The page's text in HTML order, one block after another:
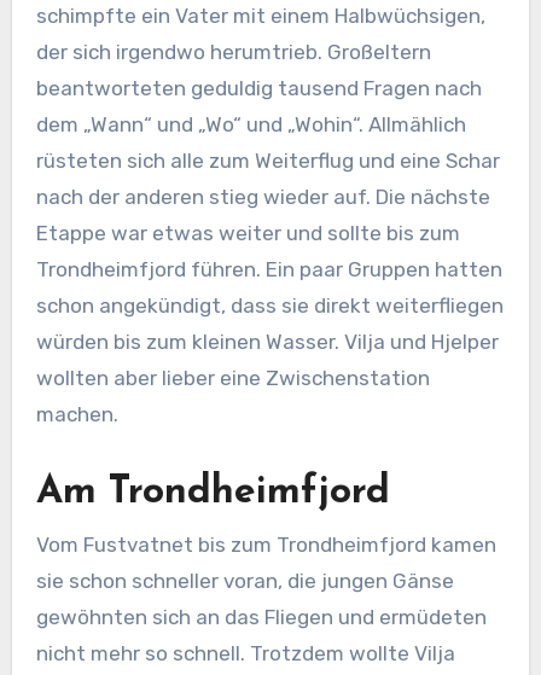
schimpfte ein Vater mit einem Halbwüchsigen,
der sich irgendwo herumtrieb. Großeltern
beantworteten geduldig tausend Fragen nach
dem „Wann“ und „Wo“ und „Wohin“. Allmählich
rüsteten sich alle zum Weiterflug und eine Schar
nach der anderen stieg wieder auf. Die nächste
Etappe war etwas weiter und sollte bis zum
Trondheimfjord führen. Ein paar Gruppen hatten
schon angekündigt, dass sie direkt weiterfliegen
würden bis zum kleinen Wasser. Vilja und Hjelper
wollten aber lieber eine Zwischenstation
machen.
Am Trondheimfjord
Vom Fustvatnet bis zum Trondheimfjord kamen
sie schon schneller voran, die jungen Gänse
gewöhnten sich an das Fliegen und ermüdeten
nicht mehr so schnell. Trotzdem wollte Vilja